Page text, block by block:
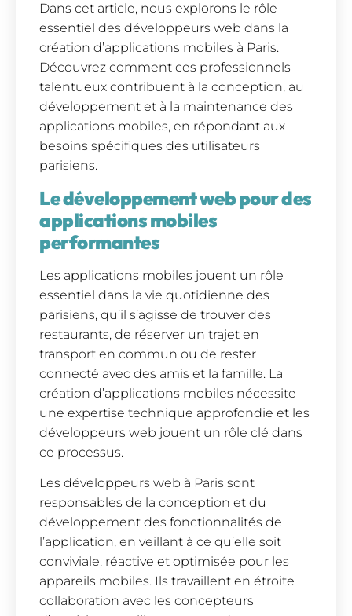
Dans cet article, nous explorons le rôle
essentiel des développeurs web dans la
création d’applications mobiles à Paris.
Découvrez comment ces professionnels
talentueux contribuent à la conception, au
développement et à la maintenance des
applications mobiles, en répondant aux
besoins spécifiques des utilisateurs
parisiens.
Le développement web pour des
applications mobiles
performantes
Les applications mobiles jouent un rôle
essentiel dans la vie quotidienne des
parisiens, qu’il s’agisse de trouver des
restaurants, de réserver un trajet en
transport en commun ou de rester
connecté avec des amis et la famille. La
création d’applications mobiles nécessite
une expertise technique approfondie et les
développeurs web jouent un rôle clé dans
ce processus.
Les développeurs web à Paris sont
responsables de la conception et du
développement des fonctionnalités de
l’application, en veillant à ce qu’elle soit
conviviale, réactive et optimisée pour les
appareils mobiles. Ils travaillent en étroite
collaboration avec les concepteurs